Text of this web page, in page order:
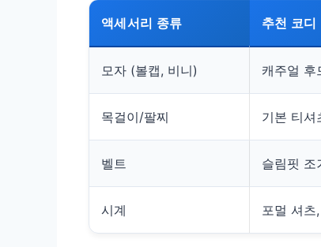
액세서리 종류 추천 코디
모자 (볼캡, 비니) 캐주얼 후
목걸이/팔찌 기본 티셔
벨트 슬림핏 조
시계 포멀 셔츠